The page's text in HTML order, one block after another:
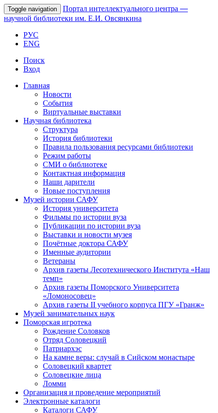
Toggle navigation Портал интеллектуального центра —
научной библиотеки им. Е.И. Овсянкина
РУС
ENG
Поиск
Вход
Главная
Новости
События
Виртуальные выставки
Научная библиотека
Структура
История библиотеки
Правила пользования ресурсами библиотеки
Режим работы
СМИ о библиотеке
Контактная информация
Наши дарители
Новые поступления
Музей истории САФУ
История университета
Фильмы по истории вуза
Публикации по истории вуза
Выставки и новости музея
Почётные доктора САФУ
Именные аудитории
Ветераны
Архив газеты Лесотехнического Института «Наш
темп»
Архив газеты Поморского Университета
«Ломоносовец»
Архив газеты II учебного корпуса ПГУ «Гранж»
Музей занимательных наук
Поморская игротека
Рождение Соловков
Отряд Соловецкий
Патриархэс
На камне веры: случай в Сийском монастыре
Соловецкий квартет
Соловецкие лица
Ломми
Организация и проведение мероприятий
Электронные каталоги
Каталоги САФУ